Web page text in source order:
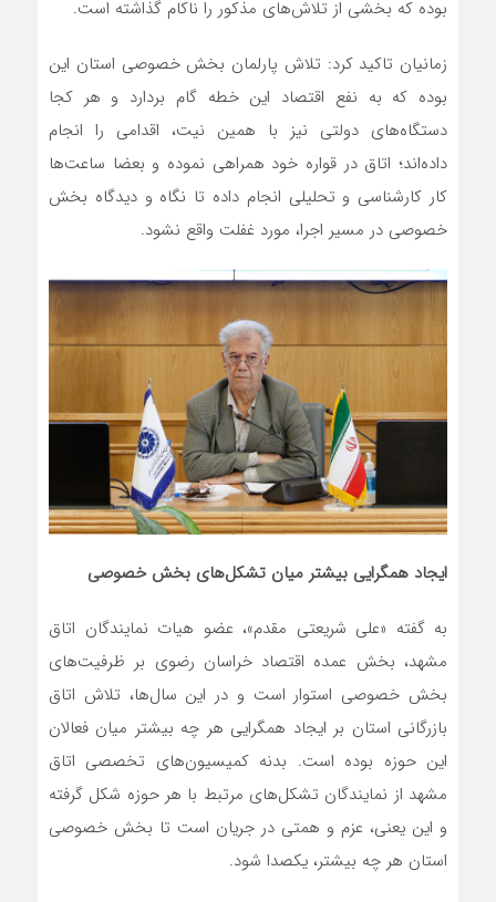
بوده که بخشی از تلاش‌های مذکور را ناکام گذاشته است.
زمانیان تاکید کرد: تلاش پارلمان بخش خصوصی استان این
بوده که به نفع اقتصاد این خطه گام بردارد و هر کجا
دستگاه‌های دولتی نیز با همین نیت، اقدامی را انجام
داده‌اند؛ اتاق در قواره خود همراهی نموده و بعضا ساعت‌ها
کار کارشناسی و تحلیلی انجام داده تا نگاه و دیدگاه بخش
خصوصی در مسیر اجرا، مورد غفلت واقع نشود.
ایجاد همگرایی بیشتر میان تشکل‌های بخش خصوصی
به گفته «علی شریعتی مقدم»، عضو هیات نمایندگان اتاق
مشهد، بخش عمده اقتصاد خراسان رضوی بر ظرفیت‌های
بخش خصوصی استوار است و در این سال‌ها، تلاش اتاق
بازرگانی استان بر ایجاد همگرایی هر چه بیشتر میان فعالان
این حوزه بوده است. بدنه کمیسیون‌های تخصصی اتاق
مشهد از نمایندگان تشکل‌های مرتبط با هر حوزه شکل گرفته
و این یعنی، عزم و همتی در جریان است تا بخش خصوصی
استان هر چه بیشتر، یکصدا شود.